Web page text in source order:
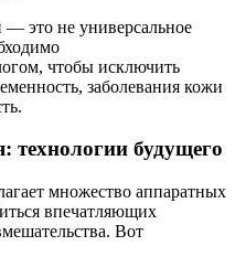
это не универсальное
чтобы исключить
заболевания кожи
технологии будущего
множество аппаратных
впечатляющих
Вот